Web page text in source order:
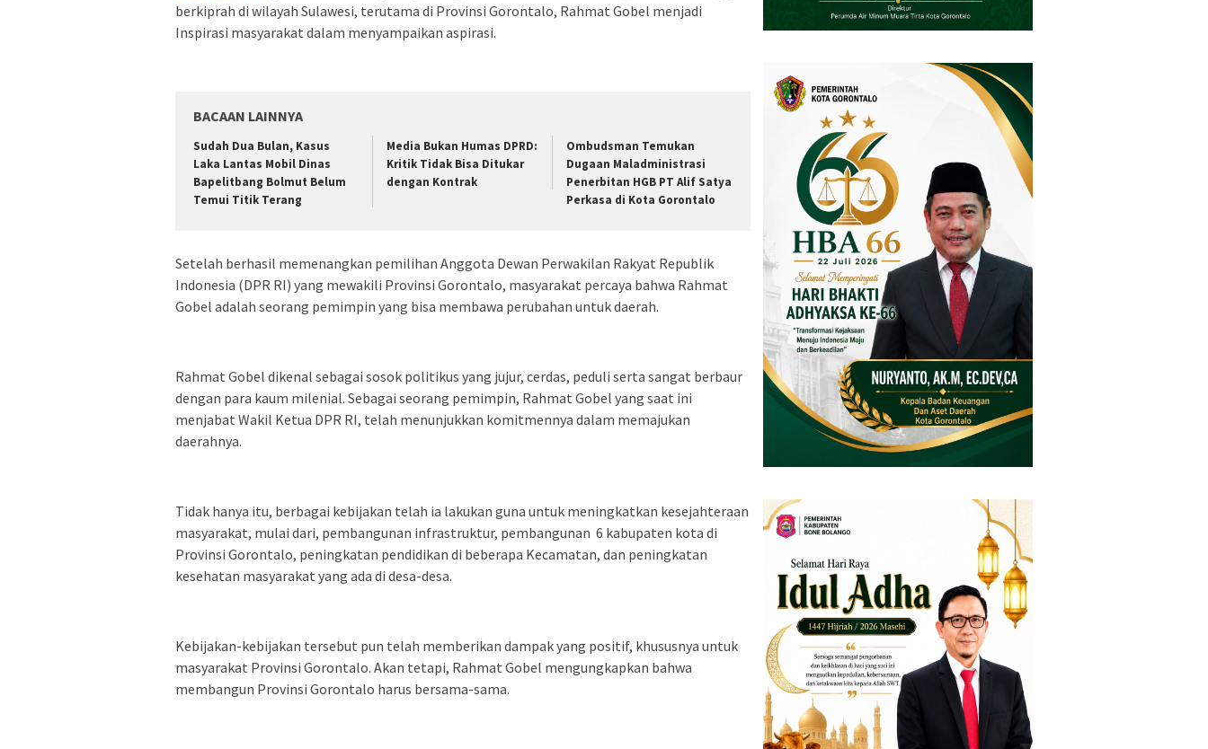
berkiprah di wilayah Sulawesi, terutama di Provinsi Gorontalo, Rahmat Gobel menjadi
Inspirasi masyarakat dalam menyampaikan aspirasi.
BACAAN LAINNYA
Sudah Dua Bulan, Kasus
Laka Lantas Mobil Dinas
Bapelitbang Bolmut Belum
Temui Titik Terang
Media Bukan Humas DPRD:
Kritik Tidak Bisa Ditukar
dengan Kontrak
Ombudsman Temukan
Dugaan Maladministrasi
Penerbitan HGB PT Alif Satya
Perkasa di Kota Gorontalo
Setelah berhasil memenangkan pemilihan Anggota Dewan Perwakilan Rakyat Republik
Indonesia (DPR RI) yang mewakili Provinsi Gorontalo, masyarakat percaya bahwa Rahmat
Gobel adalah seorang pemimpin yang bisa membawa perubahan untuk daerah.
Rahmat Gobel dikenal sebagai sosok politikus yang jujur, cerdas, peduli serta sangat berbaur
dengan para kaum milenial. Sebagai seorang pemimpin, Rahmat Gobel yang saat ini
menjabat Wakil Ketua DPR RI, telah menunjukkan komitmennya dalam memajukan
daerahnya.
Tidak hanya itu, berbagai kebijakan telah ia lakukan guna untuk meningkatkan kesejahteraan
masyarakat, mulai dari, pembangunan infrastruktur, pembangunan 6 kabupaten kota di
Provinsi Gorontalo, peningkatan pendidikan di beberapa Kecamatan, dan peningkatan
kesehatan masyarakat yang ada di desa-desa.
Kebijakan-kebijakan tersebut pun telah memberikan dampak yang positif, khususnya untuk
masyarakat Provinsi Gorontalo. Akan tetapi, Rahmat Gobel mengungkapkan bahwa
membangun Provinsi Gorontalo harus bersama-sama.